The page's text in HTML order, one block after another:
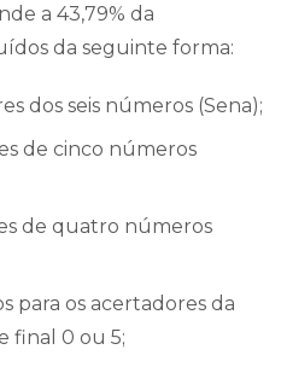
a 43,79% da
da seguinte forma:
dos seis números (Sena);
de cinco números
de quatro números
para os acertadores da
final 0 ou 5;